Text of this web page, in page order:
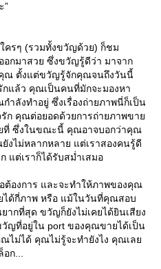
”
ใครๆ (รวมทั้งขวัญด้วย) ก็ชม
กมาสวย ซึ่งขวัญรู้ดีว่า มาจาก
ณ ตั้งแต่ขวัญรู้จักคุณจนถึงวันนี้
แล้ว คุณเป็นคนที่มักจะมองหา
ำลังทำอยู่ ซึ่งเรื่องถ่ายภาพนี่ก็เป็น
รัก คุณต่อยอดด้วยการถ่ายภาพขา
ที่ ซึ่งในขณะนี้ คุณอาจบอกว่าคุณ
ไม่หลากหลาย แต่เราสองคนรู้ดี
แต่เราก็ได้รับสม่ำเสมอ
องการ และจะทำให้ภาพของคุณ
ด้กี่ภาพ หรือ แม้ในวันที่คุณสอบ
ากที่สุด ขวัญก็ยังไม่เคยได้ยินเสียง
ญที่อยู่ใน port ของคุณขายได้เป็น
ไม่ได้ คุณไม่รู้จะทำยังไง คุณเล
ก...